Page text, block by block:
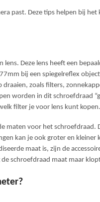
past. Deze tips helpen bij het
Deze lens heeft een
bij een spiegelreflex
zoals filters,
worden in dit schroefdraad
filter je voor lens kunt kopen.
maten voor het schroefdraad.
kan je ook groter en kleiner
maat is, zijn de
schroefdraad maat maar